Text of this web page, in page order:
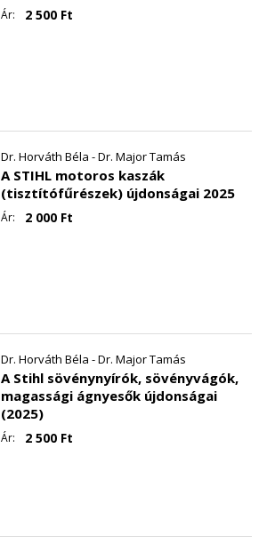
Ár: 2 500 Ft
Dr. Horváth Béla - Dr. Major Tamás
A STIHL motoros kaszák
(tisztítófűrészek) újdonságai 2025
Ár: 2 000 Ft
Dr. Horváth Béla - Dr. Major Tamás
A Stihl sövénynyírók, sövényvágók,
magassági ágnyesők újdonságai
(2025)
Ár: 2 500 Ft